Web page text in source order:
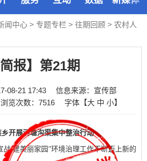
闻中心 > 专题专栏 > 往期回顾 > 农村人
简报】第21期
08-21 17:43
信息来源：宣传部
浏览次数： 7516 字体【大 中 小】
开展河塘沟渠集中整治行动
建美丽家园”环境治理工作不断迈上新的